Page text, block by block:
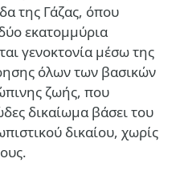
της Γάζας, όπου
εκατομμύρια
γενοκτονία μέσω της
όλων των βασικών
ζωής, που
δικαίωμα βάσει του
δικαίου, χωρίς